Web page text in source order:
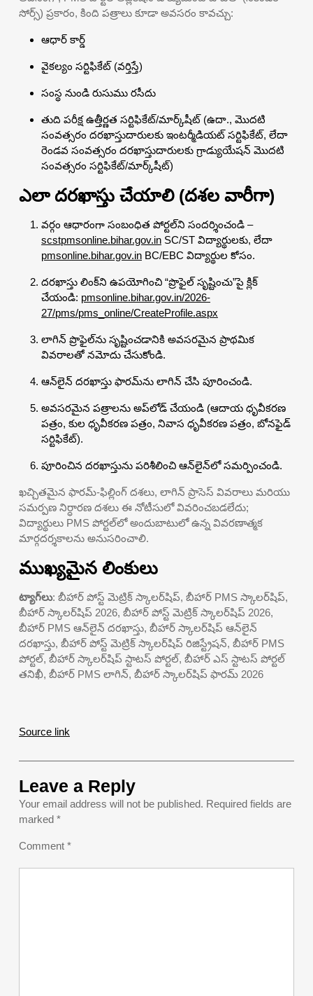
సోర్స్) ప్రకారం, కింది పత్రాలు కూడా అవసరం కావచ్చు:
ఆధార్ కార్డ్
వైకల్యం సర్టిఫికేట్ (వర్తిస్తే)
సంస్థ నుండి రుసుము రసీదు
తుది పరీక్ష ఉత్తీర్ణత సర్టిఫికేట్/మార్క్‌షీట్ (ఉదా., మొదటి
సంవత్సరం దరఖాస్తుదారులకు ఇంటర్మీడియట్ సర్టిఫికేట్, లేదా
రెండవ సంవత్సరం దరఖాస్తుదారులకు గ్రాడ్యుయేషన్ మొదటి
సంవత్సరం సర్టిఫికేట్/మార్క్‌షీట్)
ఎలా దరఖాస్తు చేయాలి (దశల వారీగా)
వర్గం ఆధారంగా సంబంధిత పోర్టల్‌ని సందర్శించండి –
scstpmsonline.bihar.gov.in SC/ST విద్యార్థులకు, లేదా
pmsonline.bihar.gov.in BC/EBC విద్యార్థుల కోసం.
దరఖాస్తు లింక్‌ని ఉపయోగించి “ప్రొఫైల్ సృష్టించు”పై క్లిక్
చేయండి: pmsonline.bihar.gov.in/2026-
27/pms/pms_online/CreateProfile.aspx
లాగిన్ ప్రొఫైల్‌ను సృష్టించడానికి అవసరమైన ప్రాథమిక
వివరాలతో నమోదు చేసుకోండి.
ఆన్‌లైన్ దరఖాస్తు ఫారమ్‌ను లాగిన్ చేసి పూరించండి.
అవసరమైన పత్రాలను అప్‌లోడ్ చేయండి (ఆదాయ ధృవీకరణ
పత్రం, కుల ధృవీకరణ పత్రం, నివాస ధృవీకరణ పత్రం, బోనఫైడ్
సర్టిఫికేట్).
పూరించిన దరఖాస్తును పరిశీలించి ఆన్‌లైన్‌లో సమర్పించండి.
ఖచ్చితమైన ఫారమ్-ఫిల్లింగ్ దశలు, లాగిన్ ప్రాసెస్ వివరాలు మరియు
సమర్పణ నిర్ధారణ దశలు ఈ నోటీసులో వివరించబడలేదు;
విద్యార్థులు PMS పోర్టల్‌లో అందుబాటులో ఉన్న వివరణాత్మక
మార్గదర్శకాలను అనుసరించాలి.
ముఖ్యమైన లింకులు
ట్యాగ్‌లు: బీహార్ పోస్ట్ మెట్రిక్ స్కాలర్‌షిప్, బీహార్ PMS స్కాలర్‌షిప్,
బీహార్ స్కాలర్‌షిప్ 2026, బీహార్ పోస్ట్ మెట్రిక్ స్కాలర్‌షిప్ 2026,
బీహార్ PMS ఆన్‌లైన్ దరఖాస్తు, బీహార్ స్కాలర్‌షిప్ ఆన్‌లైన్
దరఖాస్తు, బీహార్ పోస్ట్ మెట్రిక్ స్కాలర్‌షిప్ రిజిస్ట్రేషన్, బీహార్ PMS
పోర్టల్, బీహార్ స్కాలర్‌షిప్ స్టాటస్ పోర్టల్, బీహార్ ఎస్ స్టాటస్ పోర్టల్
తనిఖీ, బీహార్ PMS లాగిన్, బీహార్ స్కాలర్‌షిప్ ఫారమ్ 2026
Source link
Leave a Reply
Your email address will not be published. Required fields are
marked *
Comment *